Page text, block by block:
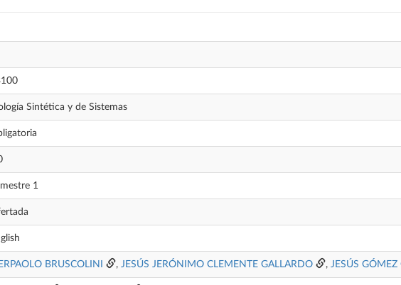
Sintética y de Sistemas
1
BRUSCOLINI , JESÚS JERÓNIMO CLEMENTE GALLARDO , JESÚS GÓMEZ